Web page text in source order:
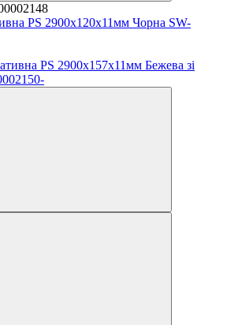
PS 2900х120х11мм Чорна SW-